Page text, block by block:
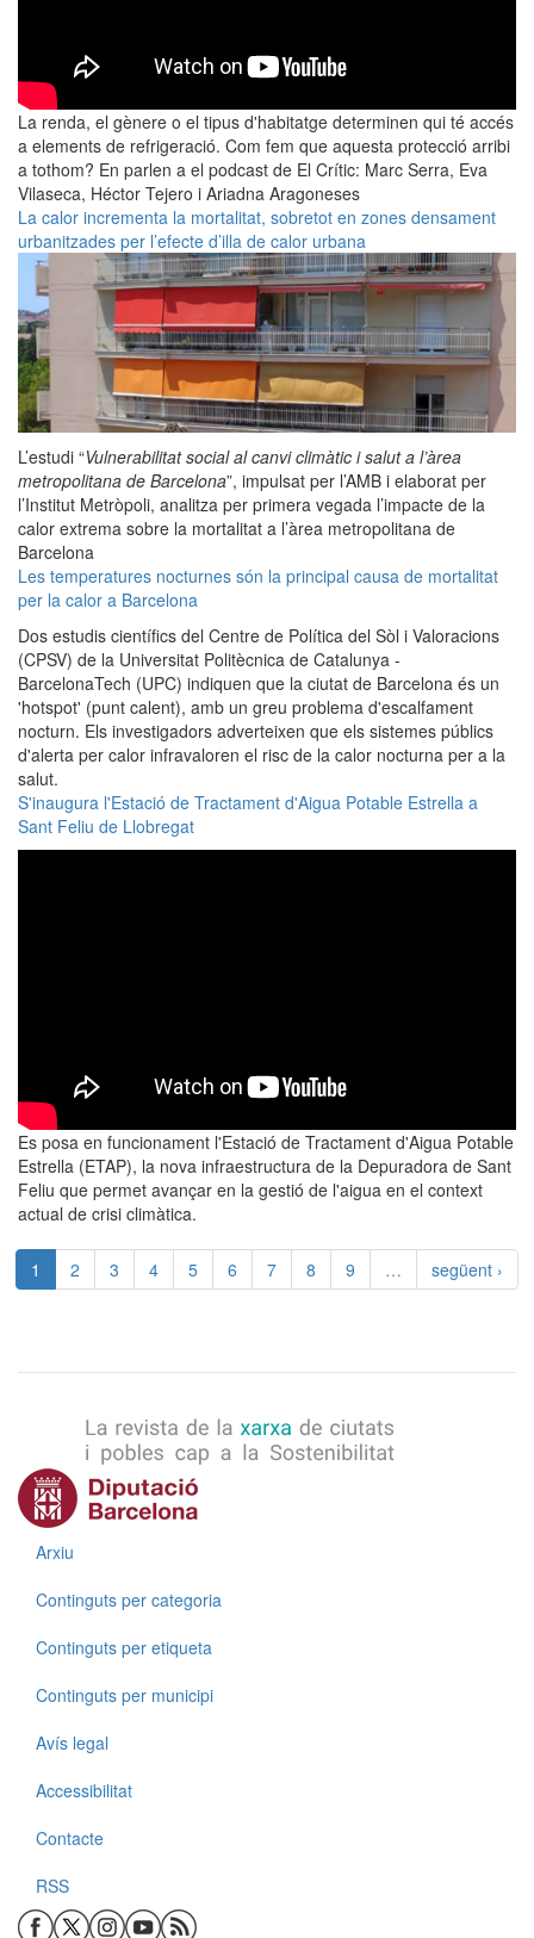
La renda, el gènere o el tipus d'habitatge determinen qui té accés
a elements de refrigeració. Com fem que aquesta protecció arribi
a tothom? En parlen a el podcast de El Crític: Marc Serra, Eva
Vilaseca, Héctor Tejero i Ariadna Aragoneses
La calor incrementa la mortalitat, sobretot en zones densament
urbanitzades per l’efecte d’illa de calor urbana
L’estudi “Vulnerabilitat social al canvi climàtic i salut a l’àrea
metropolitana de Barcelona”, impulsat per l’AMB i elaborat per
l’Institut Metròpoli, analitza per primera vegada l’impacte de la
calor extrema sobre la mortalitat a l’àrea metropolitana de
Barcelona
Les temperatures nocturnes són la principal causa de mortalitat
per la calor a Barcelona
Dos estudis científics del Centre de Política del Sòl i Valoracions
(CPSV) de la Universitat Politècnica de Catalunya -
BarcelonaTech (UPC) indiquen que la ciutat de Barcelona és un
'hotspot' (punt calent), amb un greu problema d'escalfament
nocturn. Els investigadors adverteixen que els sistemes públics
d'alerta per calor infravaloren el risc de la calor nocturna per a la
salut.
S'inaugura l'Estació de Tractament d'Aigua Potable Estrella a
Sant Feliu de Llobregat
Es posa en funcionament l'Estació de Tractament d'Aigua Potable
Estrella (ETAP), la nova infraestructura de la Depuradora de Sant
Feliu que permet avançar en la gestió de l'aigua en el context
actual de crisi climàtica.
1 2 3 4 5 6 7 8 9 … següent ›
Menú
Arxiu
Continguts per categoria
Continguts per etiqueta
Continguts per municipi
Menú
Avís legal
Accessibilitat
Contacte
RSS